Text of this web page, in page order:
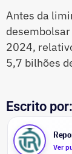
Antes da
2024,
5,7 bilhões
Escrito por:
Ver